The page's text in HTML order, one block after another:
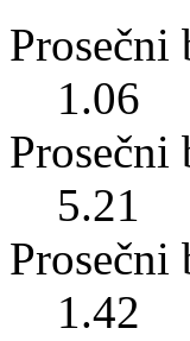
Prosečni
1.06
Prosečni
5.21
Prosečni
1.42